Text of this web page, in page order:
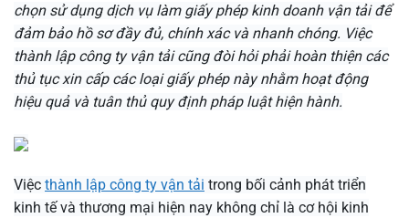
chọn sử dụng dịch vụ làm giấy phép kinh doanh vận tải để
đảm bảo hồ sơ đầy đủ, chính xác và nhanh chóng. Việc
thành lập công ty vận tải cũng đòi hỏi phải hoàn thiện các
thủ tục xin cấp các loại giấy phép này nhằm hoạt động
hiệu quả và tuân thủ quy định pháp luật hiện hành.
Việc thành lập công ty vận tải trong bối cảnh phát triển
kinh tế và thương mại hiện nay không chỉ là cơ hội kinh